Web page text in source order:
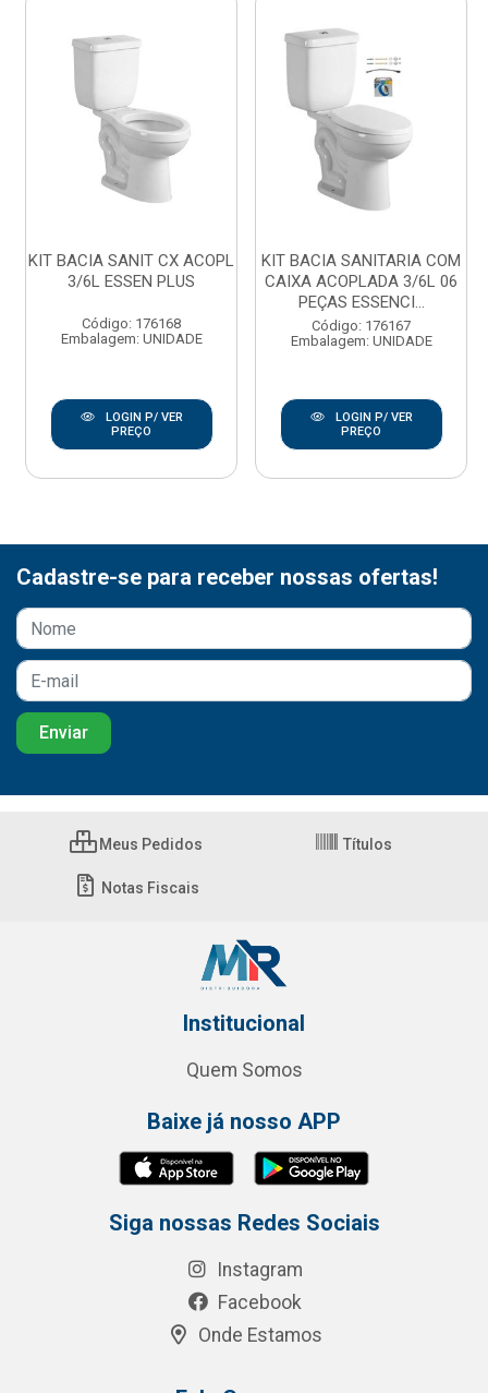
KIT BACIA SANIT CX ACOPL
3/6L ESSEN PLUS
Código: 176168
Embalagem: UNIDADE
LOGIN P/ VER
PREÇO
KIT BACIA SANITARIA COM
CAIXA ACOPLADA 3/6L 06
PEÇAS ESSENCI...
Código: 176167
Embalagem: UNIDADE
LOGIN P/ VER
PREÇO
Cadastre-se para receber nossas ofertas!
Meus Pedidos Títulos
Notas Fiscais
Institucional
Quem Somos
Baixe já nosso APP
Siga nossas Redes Sociais
Instagram
Facebook
Onde Estamos